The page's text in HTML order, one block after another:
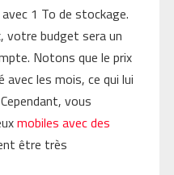
1 To de stockage.
votre budget sera un
Notons que le prix
avec les mois, ce qui lui
vous
mobiles avec des
être très